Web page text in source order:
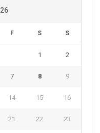
F S S
1 2
7 8 9
14 15 16
21 22 23